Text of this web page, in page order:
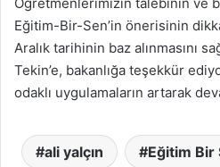
Eğitim-Bir-Sen’in önerisinin
Aralık tarihinin baz alınmasını
Tekin’e, bakanlığa teşekkür
odaklı uygulamaların artarak
ali yalçın Eğitim Bir